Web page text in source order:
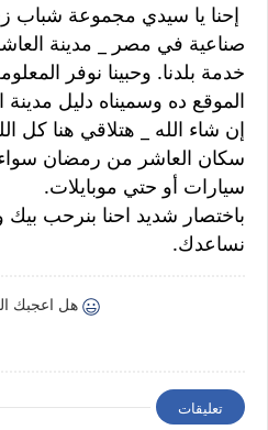
إحنا يا سيدي مجموعة شباب
صناعية في مصر _ مدينة
خدمة بلدنا. وحبينا نوفر
الموقع ده وسميناه دليل
إن شاء الله _ هتلاقي هنا كل
سكان العاشر من رمضان سواء
سيارات أو حتي موبايلات.
باختصار شديد احنا بنرحب بيك
نساعدك.
هل اعجبك
تعليقات